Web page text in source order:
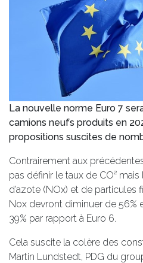
La nouvelle norme Euro 7
camions neufs produits en
propositions suscites de
Contrairement aux
pas définir le taux de CO²
d’azote (NOx) et de particules
Nox devront diminuer de 56%
39% par rapport à Euro 6.
Cela suscite la colère des
Martin Lundstedt, PDG du